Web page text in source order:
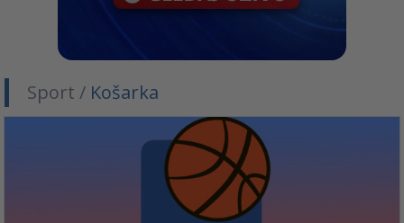
Sport / Košarka